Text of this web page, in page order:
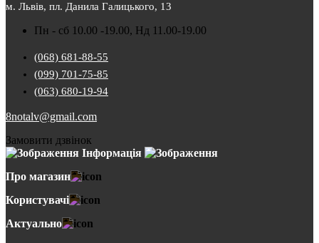
м. Львів, пл. Данила Галицького, 13
Пн - сб 10.00 -19.00, Нд 11.00-19.00
(068) 681-88-55
(099) 701-75-85
(063) 680-19-94
8notalv@gmail.com
Замовити дзвінок
Інформація
Про магазин
Користувачі
Актуально